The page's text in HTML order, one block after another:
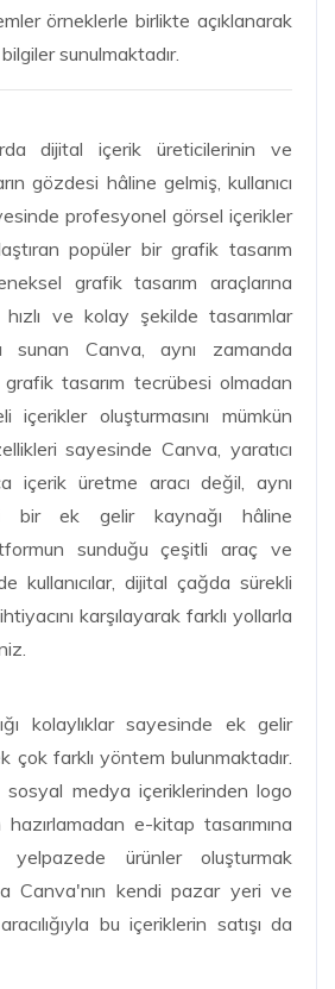
örneklerle birlikte açıklanarak
sunulmaktadır.
dijital içerik üreticilerinin ve
gözdesi hâline gelmiş, kullanıcı
profesyonel görsel içerikler
popüler bir grafik tasarım
grafik tasarım araçlarına
ve kolay şekilde tasarımlar
sunan Canva, aynı zamanda
grafik tasarım tecrübesi olmadan
içerikler oluşturmasını mümkün
sayesinde Canva, yaratıcı
içerik üretme aracı değil, aynı
bir ek gelir kaynağı hâline
sunduğu çeşitli araç ve
kullanıcılar, dijital çağda sürekli
karşılayarak farklı yollarla
kolaylıklar sayesinde ek gelir
çok farklı yöntem bulunmaktadır.
medya içeriklerinden logo
hazırlamadan e-kitap tasarımına
ürünler oluşturmak
Canva'nın kendi pazar yeri ve
bu içeriklerin satışı da